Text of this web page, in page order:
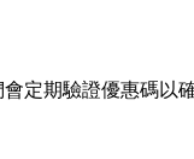
定期驗證優惠碼以